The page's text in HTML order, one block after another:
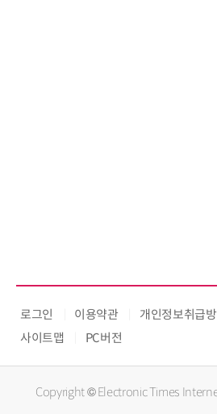
로그인 이용약관 개인정보취급
사이트맵
PC버전
Copyright © Electronic Times